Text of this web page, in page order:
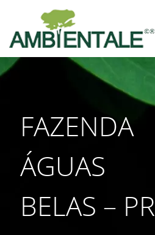
FAZENDA
ÁGUAS
BELAS – PR